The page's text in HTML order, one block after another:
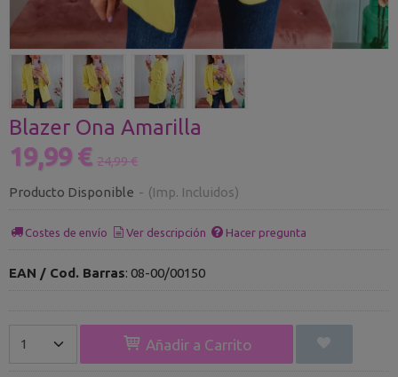
Blazer Ona Amarilla
19,99 € 24,99 €
Producto Disponible - (Imp. Incluidos)
Costes de envío Ver descripción Hacer pregunta
EAN / Cod. Barras: 08-00/00150
Añadir a Carrito